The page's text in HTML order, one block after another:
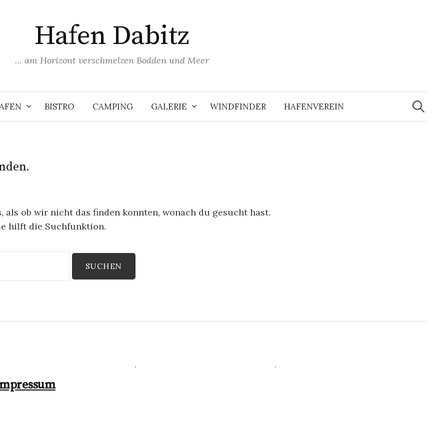
Hafen Dabitz
… am Horizont verschmelzen Bodden und Meer
BISTRO CAMPING GALERIE WINDFINDER HAFENVEREIN
Suchen
nach:
als ob wir nicht das finden konnten, wonach du gesucht hast.
hilft die Suchfunktion.
. .